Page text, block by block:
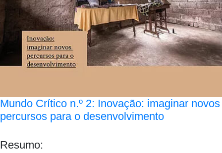
Mundo Crítico n.º 2: Inovação: imaginar novos
percursos para o desenvolvimento
Resumo: